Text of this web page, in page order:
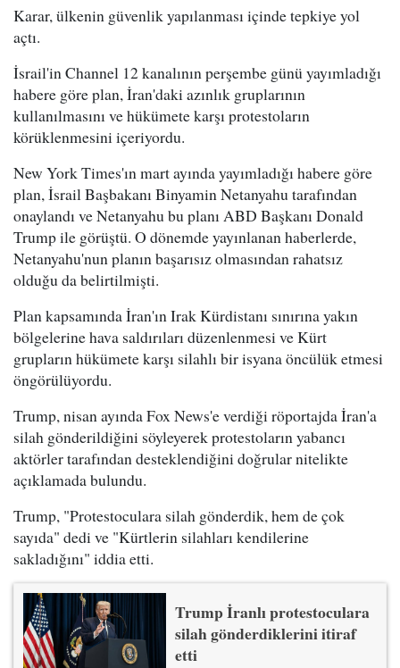
Karar, ülkenin güvenlik yapılanması içinde tepkiye yol
açtı.
İsrail'in Channel 12 kanalının perşembe günü yayımladığı
habere göre plan, İran'daki azınlık gruplarının
kullanılmasını ve hükümete karşı protestoların
körüklenmesini içeriyordu.
New York Times'ın mart ayında yayımladığı habere göre
plan, İsrail Başbakanı Binyamin Netanyahu tarafından
onaylandı ve Netanyahu bu planı ABD Başkanı Donald
Trump ile görüştü. O dönemde yayınlanan haberlerde,
Netanyahu'nun planın başarısız olmasından rahatsız
olduğu da belirtilmişti.
Plan kapsamında İran'ın Irak Kürdistanı sınırına yakın
bölgelerine hava saldırıları düzenlenmesi ve Kürt
grupların hükümete karşı silahlı bir isyana öncülük etmesi
öngörülüyordu.
Trump, nisan ayında Fox News'e verdiği röportajda İran'a
silah gönderildiğini söyleyerek protestoların yabancı
aktörler tarafından desteklendiğini doğrular nitelikte
açıklamada bulundu.
Trump, "Protestoculara silah gönderdik, hem de çok
sayıda" dedi ve "Kürtlerin silahları kendilerine
sakladığını" iddia etti.
Trump İranlı protestoculara
silah gönderdiklerini itiraf
etti